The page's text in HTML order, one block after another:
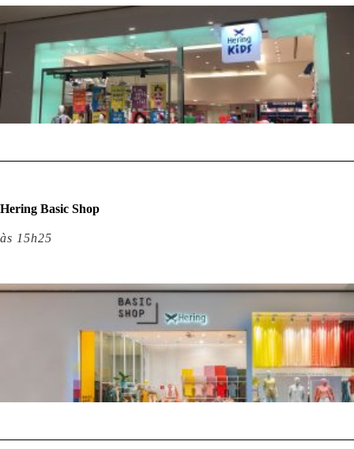
Hering Basic Shop
às 15h25